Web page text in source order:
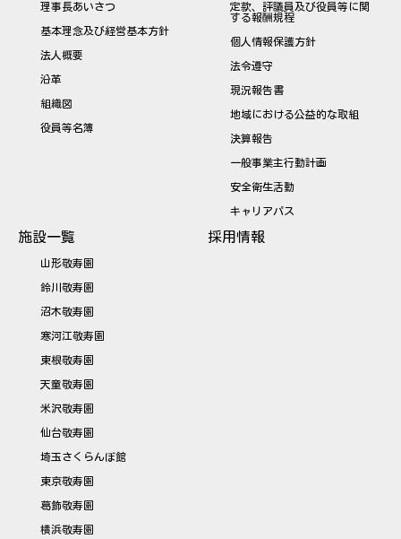
理事長あいさつ
基本理念及び経営基本方針
法人概要
沿革
組織図
役員等名簿
定款、評議員及び役員等に関
する報酬規程
個人情報保護方針
法令遵守
現況報告書
地域における公益的な取組
決算報告
一般事業主行動計画
安全衛生活動
キャリアパス
施設一覧
山形敬寿園
鈴川敬寿園
沼木敬寿園
寒河江敬寿園
東根敬寿園
天童敬寿園
米沢敬寿園
仙台敬寿園
埼玉さくらんぼ館
東京敬寿園
葛飾敬寿園
横浜敬寿園
採用情報